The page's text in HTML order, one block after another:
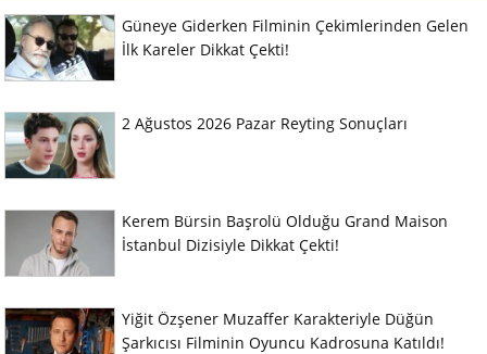
Güneye Giderken Filminin Çekimlerinden Gelen
İlk Kareler Dikkat Çekti!
2 Ağustos 2026 Pazar Reyting Sonuçları
Kerem Bürsin Başrolü Olduğu Grand Maison
İstanbul Dizisiyle Dikkat Çekti!
Yiğit Özşener Muzaffer Karakteriyle Düğün
Şarkıcısı Filminin Oyuncu Kadrosuna Katıldı!